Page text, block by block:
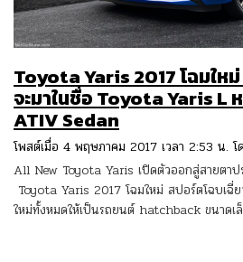
Toyota Yaris 2017 โฉมให
จะมาในชื่อ Toyota Yaris L
ATIV Sedan
โพสต์เมื่อ 4 พฤษภาคม 2017 เวลา 2:53 น. โ
All New Toyota Yaris เปิดตัวออกสู่สายตาป
Toyota Yaris 2017 โฉมใหม่ สปอร์ตโฉบเฉี่
ใหม่ทั้งหมดให้เป็นรถยนต์ hatchback ขนาดเ